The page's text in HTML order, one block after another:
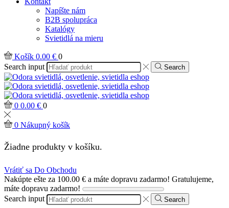
Napíšte nám
B2B spolupráca
Katalógy
Svietidlá na mieru
Košík 0.00 € 0
Search input
Search
0 0.00 € 0
0 Nákupný košík
Žiadne produkty v košíku.
Vrátiť sa Do Obchodu
Nakúpte ešte za 100.00 € a máte dopravu zadarmo! Gratulujeme,
máte dopravu zadarmo!
Search input
Search